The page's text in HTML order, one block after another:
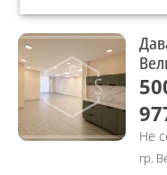
Не
гр.